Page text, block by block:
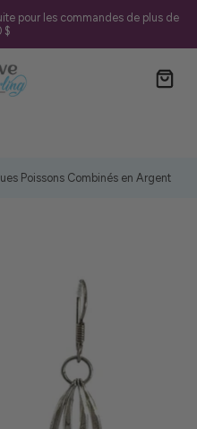
pour les commandes de plus de
$
Poissons Combinés en Argent